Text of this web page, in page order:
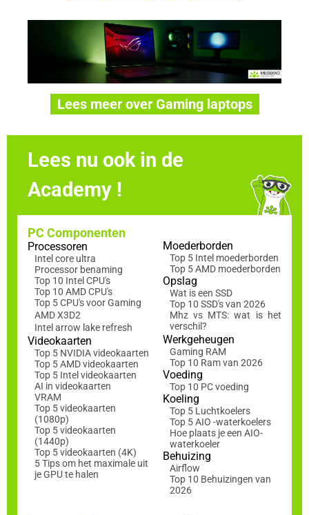
Lees meer over Gaming laptops
Lees nu ook in de
Academy !
PC Componenten
Processoren
Intel core ultra
Processor benaming
Top 10 Intel CPU's
Top 10 AMD CPU's
Top 5 CPU's voor Gaming
AMD X3D2
Intel arrow lake refresh
Videokaarten
Top 5 NVIDIA videokaarten
Top 5 AMD videokaarten
Top 5 Intel videokaarten
AI in videokaarten
VRAM
Top 5 videokaarten
(1080p)
Top 5 videokaarten
(1440p)
Top 5 videokaarten (4K)
5 Tips om het maximale uit
je GPU te halen
Moederborden
Top 5 Intel moederborden
Top 5 AMD moederborden
Opslag
Wat is een SSD
Top 10 SSD's van 2026
Mhz vs MTS: wat is het
verschil?
Werkgeheugen
Gaming RAM
Top 10 Ram van 2026
Voeding
Top 10 PC voeding
Koeling
Top 5 Luchtkoelers
Top 5 AIO -waterkoelers
Hoe plaats je een AIO-
waterkoeler
Behuizing
Airflow
Top 10 Behuizingen van
2026